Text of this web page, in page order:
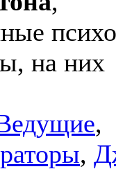
на них
,
,